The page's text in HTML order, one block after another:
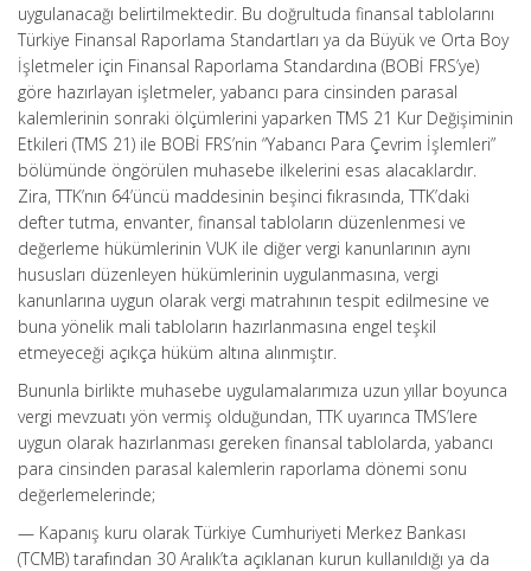
uygulanacağı belirtilmektedir. Bu doğrultuda finansal tablolarını
Türkiye Finansal Raporlama Standartları ya da Büyük ve Orta Boy
İşletmeler için Finansal Raporlama Standardına (BOBİ FRS’ye)
göre hazırlayan işletmeler, yabancı para cinsinden parasal
kalemlerinin sonraki ölçümlerini yaparken TMS 21 Kur Değişiminin
Etkileri (TMS 21) ile BOBİ FRS’nin “Yabancı Para Çevrim İşlemleri”
bölümünde öngörülen muhasebe ilkelerini esas alacaklardır.
Zira, TTK’nın 64’üncü maddesinin beşinci fıkrasında, TTK’daki
defter tutma, envanter, finansal tabloların düzenlenmesi ve
değerleme hükümlerinin VUK ile diğer vergi kanunlarının aynı
hususları düzenleyen hükümlerinin uygulanmasına, vergi
kanunlarına uygun olarak vergi matrahının tespit edilmesine ve
buna yönelik mali tabloların hazırlanmasına engel teşkil
etmeyeceği açıkça hüküm altına alınmıştır.
Bununla birlikte muhasebe uygulamalarımıza uzun yıllar boyunca
vergi mevzuatı yön vermiş olduğundan, TTK uyarınca TMS’lere
uygun olarak hazırlanması gereken finansal tablolarda, yabancı
para cinsinden parasal kalemlerin raporlama dönemi sonu
değerlemelerinde;
— Kapanış kuru olarak Türkiye Cumhuriyeti Merkez Bankası
(TCMB) tarafından 30 Aralık’ta açıklanan kurun kullanıldığı ya da